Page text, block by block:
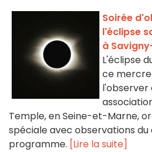
Soirée
l'éclipse
à
L'éclipse
ce
l'observer
Temple, en Seine-et-Marne,
spéciale avec observations
programme. [Lire la suite]